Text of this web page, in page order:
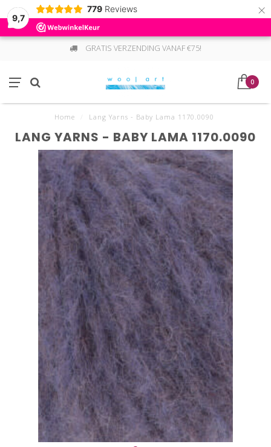
9,7
779 Reviews ×
GRATIS VERZENDING VANAF €75!
0
Home Lang Yarns - Baby Lama 1170.0090
LANG YARNS - BABY LAMA 1170.0090